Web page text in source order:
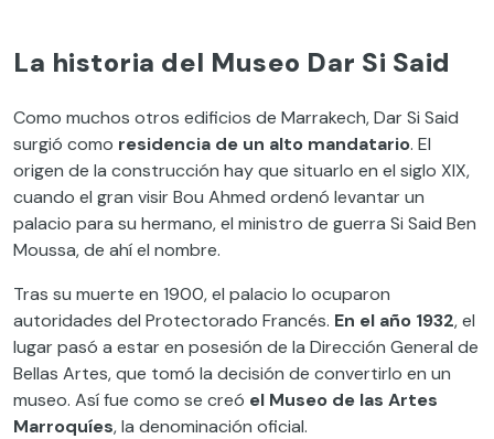
La historia del Museo Dar Si Said
Como muchos otros edificios de Marrakech, Dar Si Said
surgió como residencia de un alto mandatario. El
origen de la construcción hay que situarlo en el siglo XIX,
cuando el gran visir Bou Ahmed ordenó levantar un
palacio para su hermano, el ministro de guerra Si Said Ben
Moussa, de ahí el nombre.
Tras su muerte en 1900, el palacio lo ocuparon
autoridades del Protectorado Francés. En el año 1932, el
lugar pasó a estar en posesión de la Dirección General de
Bellas Artes, que tomó la decisión de convertirlo en un
museo. Así fue como se creó el Museo de las Artes
Marroquíes, la denominación oficial.